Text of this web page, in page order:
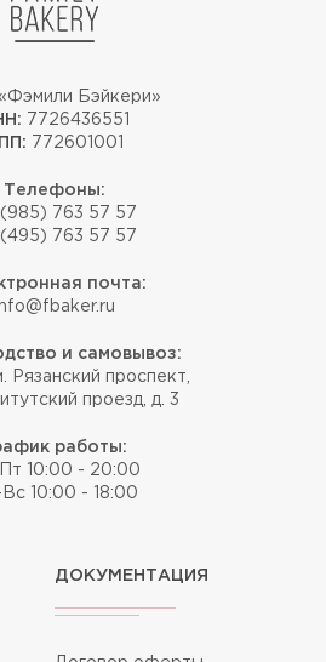
«Фэмили Бэйкери»
7726436551
772601001
Телефоны:
763 57 57
763 57 57
почта:
и самовывоз:
Рязанский проспект,
проезд, д. 3
работы:
Пт 10:00 - 20:00
10:00 - 18:00
ДОКУМЕНТАЦИЯ